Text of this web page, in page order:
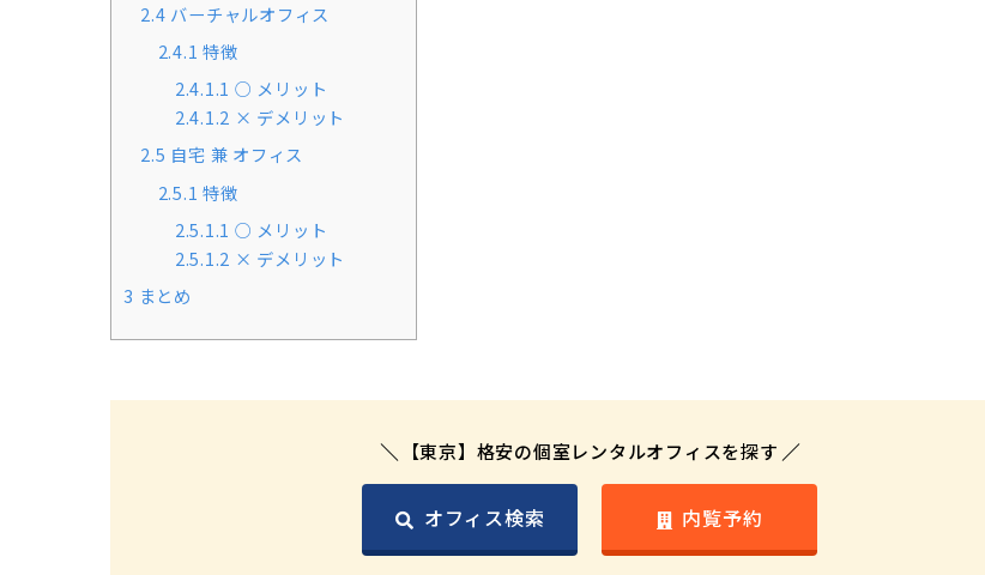
2.4 バーチャルオフィス
2.4.1 特徴
2.4.1.1 ○ メリット
2.4.1.2 × デメリット
2.5 自宅 兼 オフィス
2.5.1 特徴
2.5.1.1 ○ メリット
2.5.1.2 × デメリット
3 まとめ
【東京】格安の個室レンタルオフィスを探す
オフィス検索 内覧予約